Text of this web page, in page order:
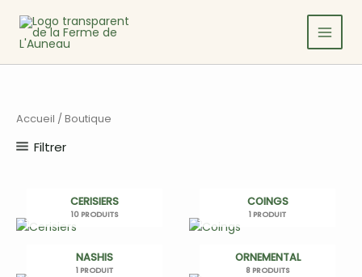
contenu
Accueil / Boutique
Filtrer
CERISIERS
10 PRODUITS
COINGS
1 PRODUIT
NASHIS
1 PRODUIT
ORNEMENTAL
8 PRODUITS